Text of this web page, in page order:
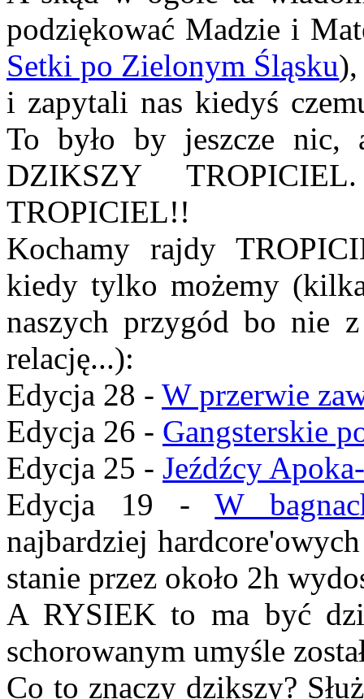
podziękować Madzie i
Setki po Zielonym Śląsku
i zapytali nas kiedyś
To było by jeszcze
DZIKSZY
TROPICIEL!!
Kochamy rajdy
kiedy tylko możemy
naszych przygód bo nie z
relację...):
Edycja 28 - W przerwie
Edycja 26 - Gangsterskie
Edycja 25 - Jeźdźcy
Edycja 19 -W
najbardziej
stanie przez około 2h
A RYSIEK to ma być
schorowanym umyśle
Co to znaczy dzikszy?